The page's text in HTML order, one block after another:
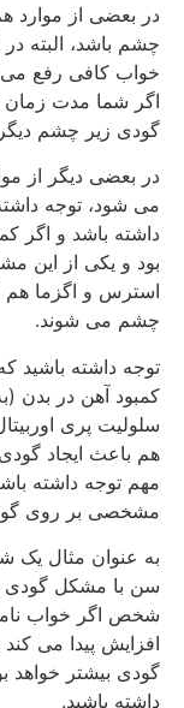
در بعضی از موارد هم
چشم باشد، البته در
خواب کافی رفع می
اگر شما مدت زمان
گودی زیر چشم دیگر
در بعضی دیگر از
می شود، توجه داشته
داشته باشد و اگر
بود و یکی از این
استرس و اگزما هم
چشم می شوند.
توجه داشته باشید که
کمبود آهن در بدن
سلولیت پری اوربیتال
هم باعث ایجاد
مهم توجه داشته باشید
مشخصی بر روی گودی
به عنوان مثال یک
سن با مشکل گودی
شخص اگر خواب
افزایش پیدا می کند و
گودی بیشتر خواهد
داشته باشید.